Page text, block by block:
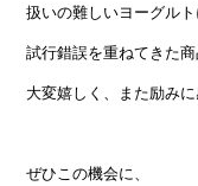
扱いの難しいヨーグルト
試行錯誤を重ねてきた
大変嬉しく、また励みに
ぜひこの機会に、